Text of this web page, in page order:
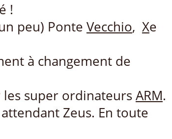
!
peu) Ponte Vecchio, Xe
à changement de
les super ordinateurs ARM.
Zeus. En toute